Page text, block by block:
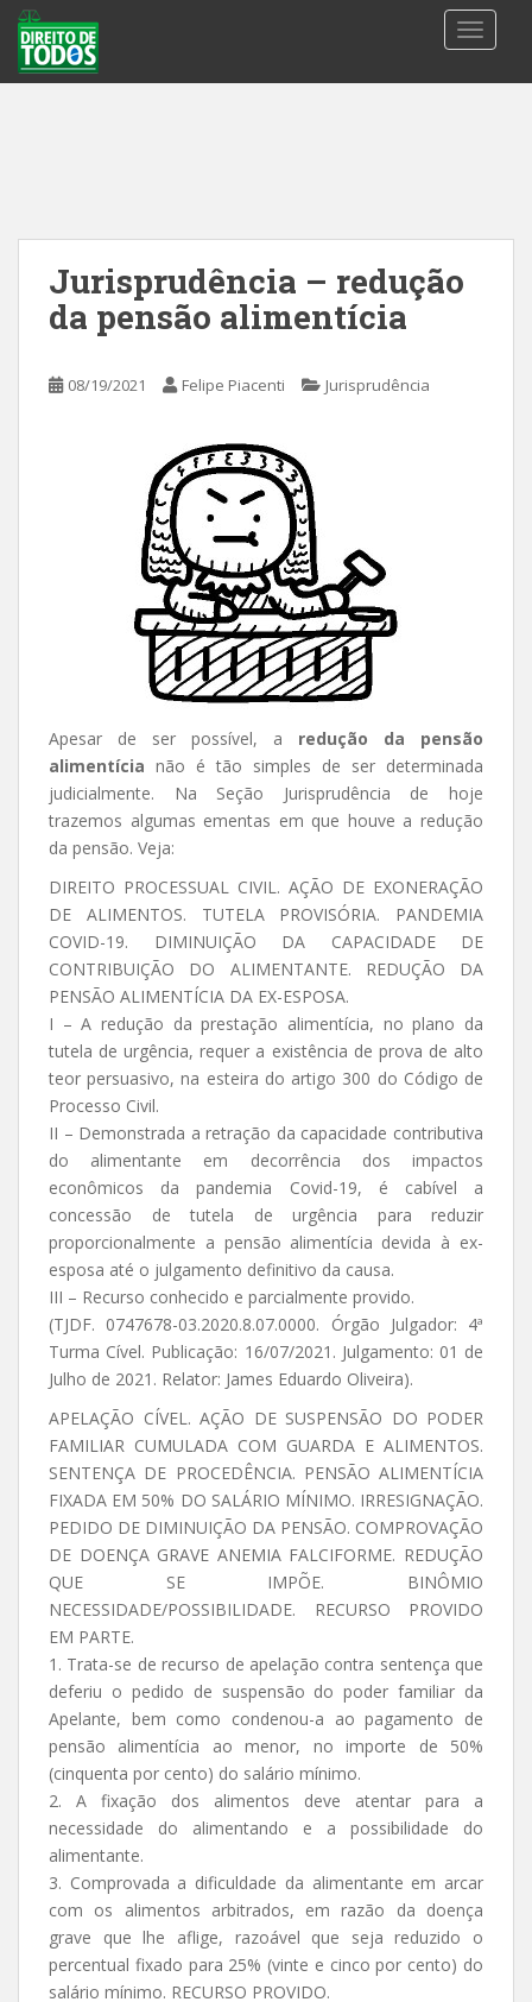
Jurisprudência – redução
da pensão alimentícia
08/19/2021 Felipe Piacenti Jurisprudência
Apesar de ser possível, a redução da pensão
alimentícia não é tão simples de ser determinada
judicialmente. Na Seção Jurisprudência de hoje
trazemos algumas ementas em que houve a redução
da pensão. Veja:
DIREITO PROCESSUAL CIVIL. AÇÃO DE EXONERAÇÃO
DE ALIMENTOS. TUTELA PROVISÓRIA. PANDEMIA
COVID-19. DIMINUIÇÃO DA CAPACIDADE DE
CONTRIBUIÇÃO DO ALIMENTANTE. REDUÇÃO DA
PENSÃO ALIMENTÍCIA DA EX-ESPOSA.
I – A redução da prestação alimentícia, no plano da
tutela de urgência, requer a existência de prova de alto
teor persuasivo, na esteira do artigo 300 do Código de
Processo Civil.
II – Demonstrada a retração da capacidade contributiva
do alimentante em decorrência dos impactos
econômicos da pandemia Covid-19, é cabível a
concessão de tutela de urgência para reduzir
proporcionalmente a pensão alimentícia devida à ex-
esposa até o julgamento definitivo da causa.
III – Recurso conhecido e parcialmente provido.
(TJDF. 0747678-03.2020.8.07.0000. Órgão Julgador: 4ª
Turma Cível. Publicação: 16/07/2021. Julgamento: 01 de
Julho de 2021. Relator: James Eduardo Oliveira).
APELAÇÃO CÍVEL. AÇÃO DE SUSPENSÃO DO PODER
FAMILIAR CUMULADA COM GUARDA E ALIMENTOS.
SENTENÇA DE PROCEDÊNCIA. PENSÃO ALIMENTÍCIA
FIXADA EM 50% DO SALÁRIO MÍNIMO. IRRESIGNAÇÃO.
PEDIDO DE DIMINUIÇÃO DA PENSÃO. COMPROVAÇÃO
DE DOENÇA GRAVE ANEMIA FALCIFORME. REDUÇÃO
QUE SE IMPÕE. BINÔMIO
NECESSIDADE/POSSIBILIDADE. RECURSO PROVIDO
EM PARTE.
1. Trata-se de recurso de apelação contra sentença que
deferiu o pedido de suspensão do poder familiar da
Apelante, bem como condenou-a ao pagamento de
pensão alimentícia ao menor, no importe de 50%
(cinquenta por cento) do salário mínimo.
2. A fixação dos alimentos deve atentar para a
necessidade do alimentando e a possibilidade do
alimentante.
3. Comprovada a dificuldade da alimentante em arcar
com os alimentos arbitrados, em razão da doença
grave que lhe aflige, razoável que seja reduzido o
percentual fixado para 25% (vinte e cinco por cento) do
salário mínimo. RECURSO PROVIDO.